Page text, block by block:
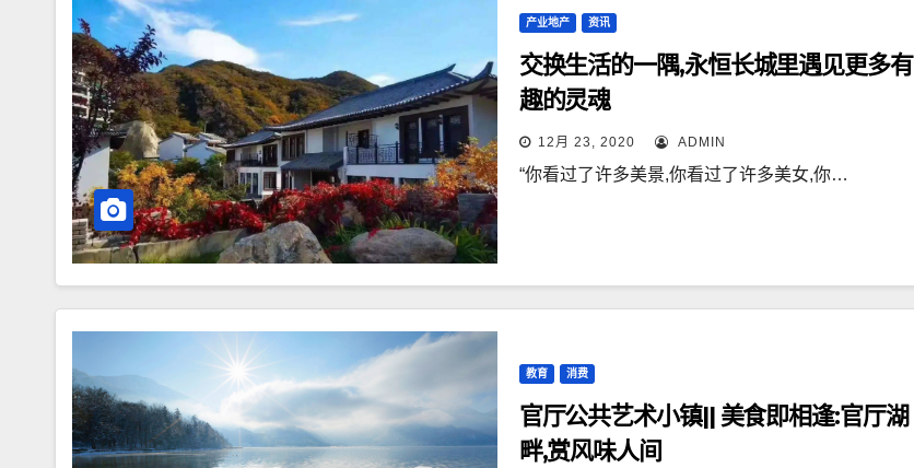
产业地产 资讯
交换生活的一隅,永恒长城里遇见更多有
趣的灵魂
12月 23, 2020 ADMIN
“你看过了许多美景,你看过了许多美女,你…
教育 消费
官厅公共艺术小镇|| 美食即相逢:官厅湖
畔,赏风味人间